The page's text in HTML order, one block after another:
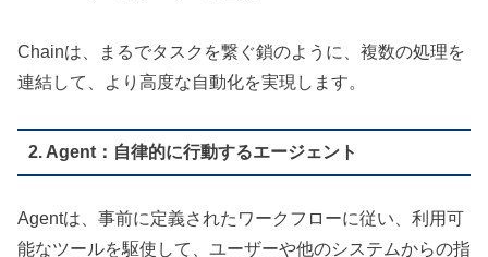
Chainは、まるでタスクを繋ぐ鎖のように、複数の処理を
連結して、より高度な自動化を実現します。
2. Agent：自律的に行動するエージェント
Agentは、事前に定義されたワークフローに従い、利用可
能なツールを駆使して、ユーザーや他のシステムからの指